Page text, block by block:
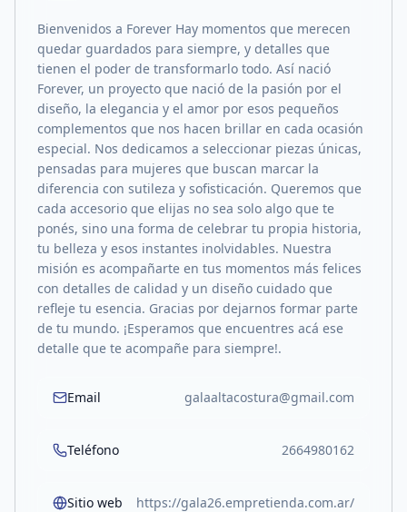
Bienvenidos a Forever Hay momentos que merecen
quedar guardados para siempre, y detalles que
tienen el poder de transformarlo todo. Así nació
Forever, un proyecto que nació de la pasión por el
diseño, la elegancia y el amor por esos pequeños
complementos que nos hacen brillar en cada ocasión
especial. Nos dedicamos a seleccionar piezas únicas,
pensadas para mujeres que buscan marcar la
diferencia con sutileza y sofisticación. Queremos que
cada accesorio que elijas no sea solo algo que te
ponés, sino una forma de celebrar tu propia historia,
tu belleza y esos instantes inolvidables. Nuestra
misión es acompañarte en tus momentos más felices
con detalles de calidad y un diseño cuidado que
refleje tu esencia. Gracias por dejarnos formar parte
de tu mundo. ¡Esperamos que encuentres acá ese
detalle que te acompañe para siempre!.
Email galaaltacostura@gmail.com
Teléfono 2664980162
Sitio web https://gala26.empretienda.com.ar/